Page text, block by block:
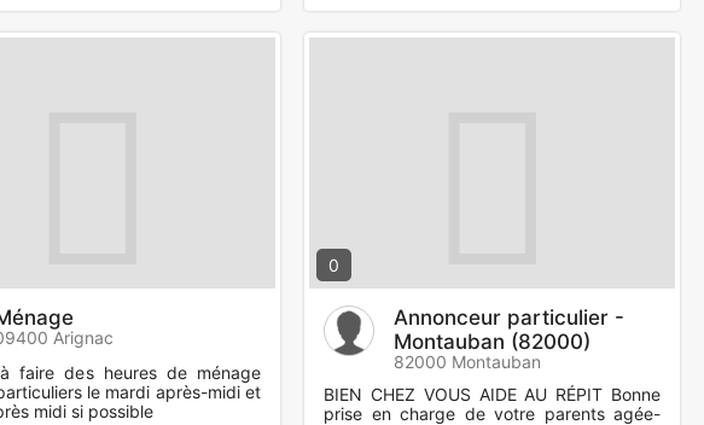
Arignac
faire des heures de ménage
le mardi après-midi et
midi si possible
0
Annonceur particulier -
Montauban (82000)
82000 Montauban
BIEN CHEZ VOUS AIDE AU RÉPIT Bonne
prise en charge de votre parents agée-